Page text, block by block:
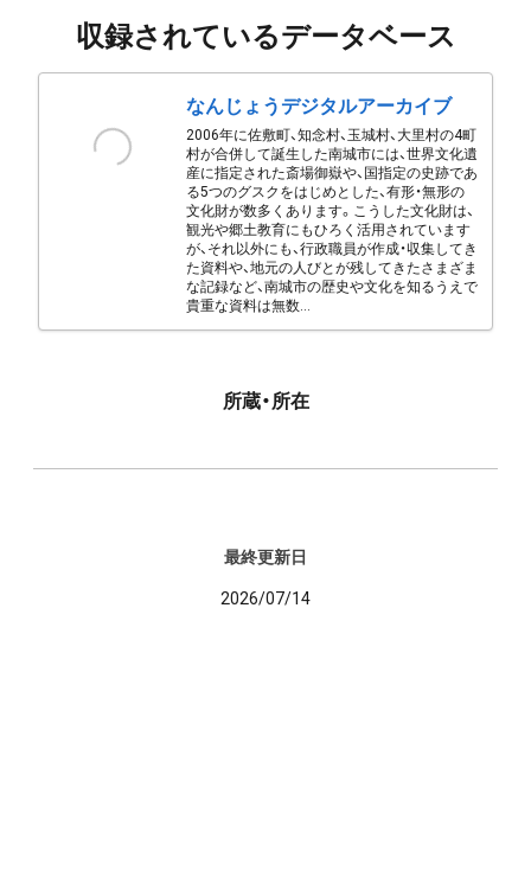
収録されているデータベース
なんじょうデジタルアーカイブ
2006年に佐敷町、知念村、玉城村、大里村の4町
村が合併して誕生した南城市には、世界文化遺
産に指定された斎場御嶽や、国指定の史跡であ
る5つのグスクをはじめとした、有形・無形の
文化財が数多くあります。こうした文化財は、
観光や郷土教育にもひろく活用されています
が、それ以外にも、行政職員が作成・収集してき
た資料や、地元の人びとが残してきたさまざま
な記録など、南城市の歴史や文化を知るうえで
貴重な資料は無数...
所蔵・所在
最終更新日
2026/07/14